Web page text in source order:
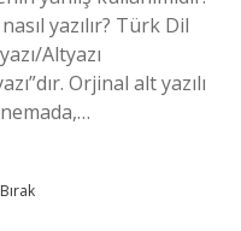
yazılır? Türk Dil
Altyazı
Orjinal alt yazılı